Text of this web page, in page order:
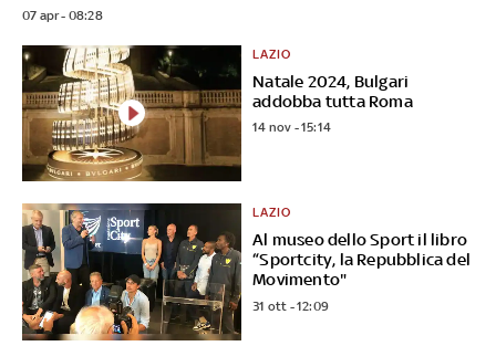
07 apr - 08:28
Natale 2024, Bulgari
addobba tutta Roma
LAZIO
14 nov - 15:14
Al museo dello Sport il libro
“Sportcity, la Repubblica del
Movimento"
LAZIO
31 ott - 12:09